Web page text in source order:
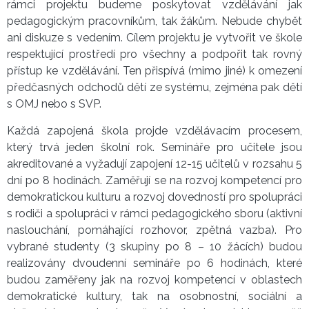
rámci projektu budeme poskytovat vzdělávání jak
pedagogickým pracovníkům, tak žákům. Nebude chybět
ani diskuze s vedením. Cílem projektu je vytvořit ve škole
respektující prostředí pro všechny a podpořit tak rovný
přístup ke vzdělávání. Ten přispívá (mimo jiné) k omezení
předčasných odchodů dětí ze systému, zejména pak dětí
s OMJ nebo s SVP.
Každá zapojená škola projde vzdělávacím procesem,
který trvá jeden školní rok. Semináře pro učitele jsou
akreditované a vyžadují zapojení 12-15 učitelů v rozsahu 5
dní po 8 hodinách. Zaměřují se na rozvoj kompetencí pro
demokratickou kulturu a rozvoj dovedností pro spolupráci
s rodiči a spolupráci v rámci pedagogického sboru (aktivní
naslouchání, pomáhající rozhovor, zpětná vazba). Pro
vybrané studenty (3 skupiny po 8 – 10 žácích) budou
realizovány dvoudenní semináře po 6 hodinách, které
budou zaměřeny jak na rozvoj kompetencí v oblastech
demokratické kultury, tak na osobnostní, sociální a